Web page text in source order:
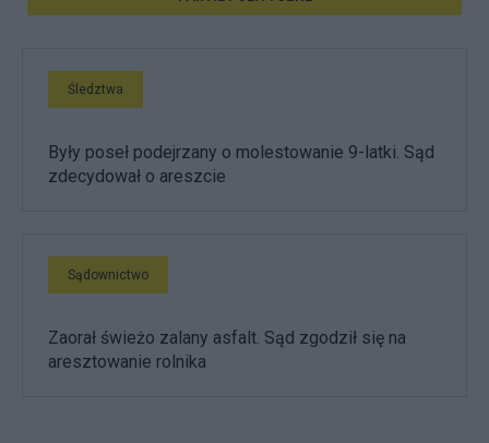
Śledztwa
Były poseł podejrzany o molestowanie 9-latki. Sąd
zdecydował o areszcie
Sądownictwo
Zaorał świeżo zalany asfalt. Sąd zgodził się na
aresztowanie rolnika